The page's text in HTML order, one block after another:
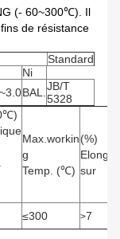
(- 60~300℃). Il
de résistance
Standard
Ni
BAL.JB/T
5328
Max.workin
g
Temp. (℃)
(%)
Elongati
sur
≤300 >7